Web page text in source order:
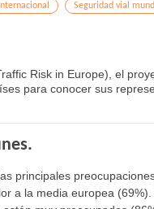
Internacional
Seguridad vial
Risk in Europe), el
para conocer sus
principales
a la media europea